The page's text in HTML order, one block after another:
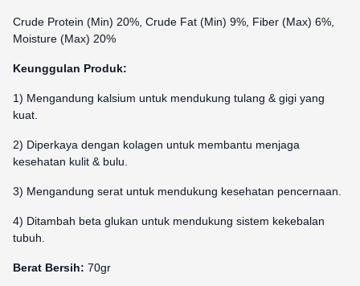
Crude Protein (Min) 20%, Crude Fat (Min) 9%, Fiber (Max) 6%,
Moisture (Max) 20%
Keunggulan Produk:
1) Mengandung kalsium untuk mendukung tulang & gigi yang
kuat.
2) Diperkaya dengan kolagen untuk membantu menjaga
kesehatan kulit & bulu.
3) Mengandung serat untuk mendukung kesehatan pencernaan.
4) Ditambah beta glukan untuk mendukung sistem kekebalan
tubuh.
Berat Bersih: 70gr